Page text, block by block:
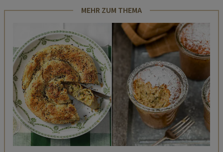
MEHR ZUM THEMA